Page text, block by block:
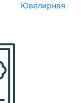
Ювелирная